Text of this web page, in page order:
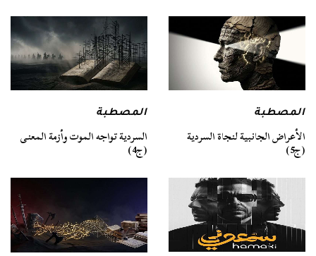
المصطبة
الأعراض الجانبية لنجاة السردية
(ج5)
المصطبة
السردية تواجه الموت وأزمة المعنى
(ج4)